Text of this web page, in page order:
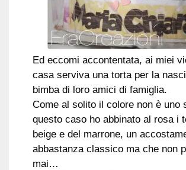
Ed eccomi accontentata, ai miei
casa serviva una torta per la
bimba di loro amici di famiglia.
Come al solito il colore non è
questo caso ho abbinato al rosa i
beige e del marrone, un
abbastanza classico ma che non
mai…